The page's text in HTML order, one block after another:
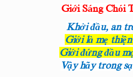
Giới Sáng Chói
Khởi đầu, an
Giới là mẹ
Giới đứng đầu
Vậy hãy trong